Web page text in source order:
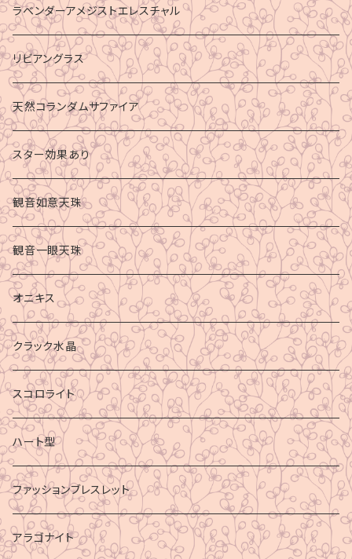
ラベンダーアメジストエレスチャル
リビアングラス
天然コランダムサファイア
スター効果あり
観音如意天珠
観音一眼天珠
オニキス
クラック水晶
スコロライト
ハート型
ファッションブレスレット
アラゴナイト